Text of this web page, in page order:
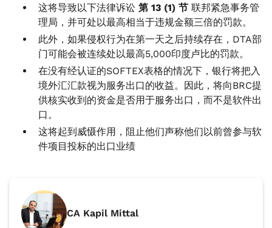
这将导致以下法律诉讼 第 13 (1) 节 联邦紧急事务管
理局，并可处以最高相当于违规金额三倍的罚款。
此外，如果侵权行为在第一天之后持续存在，DTA部
门可能会被连续处以最高5,000印度卢比的罚款。
在没有经认证的SOFTEX表格的情况下，银行将把入
境外汇汇款视为服务出口的收益。因此，将向BRC提
供核实收到的资金是否用于服务出口，而不是软件出
口。
这将起到威慑作用，阻止他们声称他们以前曾参与软
件项目投标的出口业绩
CA Kapil Mittal